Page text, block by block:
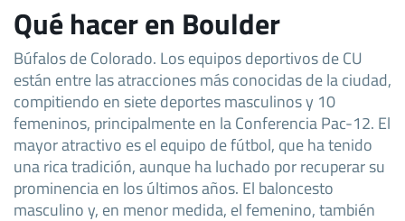
Qué hacer en Boulder
Búfalos de Colorado. Los equipos deportivos de CU
están entre las atracciones más conocidas de la ciudad,
compitiendo en siete deportes masculinos y 10
femeninos, principalmente en la Conferencia Pac-12. El
mayor atractivo es el equipo de fútbol, que ha tenido
una rica tradición, aunque ha luchado por recuperar su
prominencia en los últimos años. El baloncesto
masculino y, en menor medida, el femenino, también